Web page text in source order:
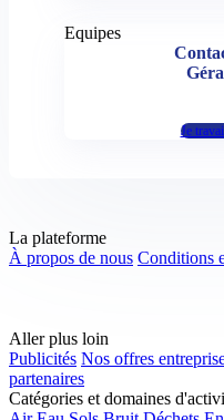
Equipes
Je
La plateforme
À propos de nous Conditions
Aller plus loin
Publicités Nos offres
partenaires
Catégories et domaines